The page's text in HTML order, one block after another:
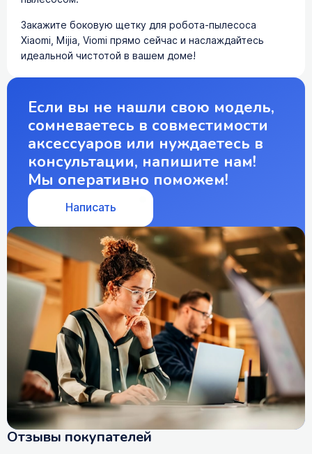
Закажите боковую щетку для робота-пылесоса
Xiaomi, Mijia, Viomi прямо сейчас и наслаждайтесь
идеальной чистотой в вашем доме!
Если вы не нашли свою модель,
сомневаетесь в совместимости
аксессуаров или нуждаетесь в
консультации, напишите нам!
Мы оперативно поможем!
Написать
Отзывы покупателей